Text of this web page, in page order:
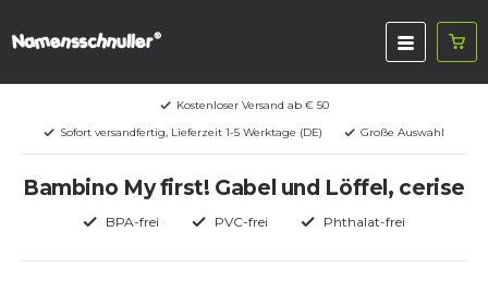
Kostenloser Versand ab € 50
Sofort versandfertig, Lieferzeit 1-5 Werktage (DE)
Große Auswahl
Bambino My first! Gabel und Löffel, cerise
BPA-frei PVC-frei Phthalat-frei